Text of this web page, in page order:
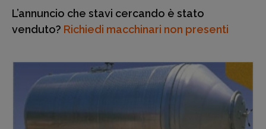
L’annuncio che stavi cercando è stato
venduto? Richiedi macchinari non presenti